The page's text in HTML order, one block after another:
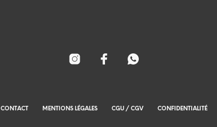
CONTACT MENTIONS LÉGALES CGU / CGV CONFIDENTIALITÉ